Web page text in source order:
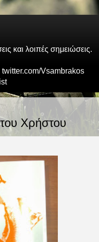
και λοιπές σημειώσεις.
Vsambrakos
του Χρήστου